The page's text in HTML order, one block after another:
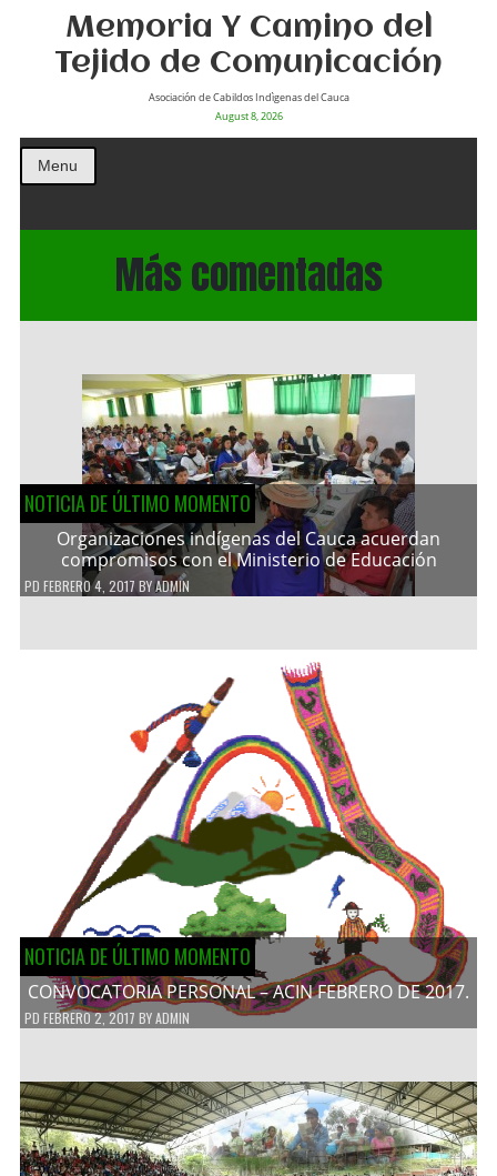
Memoria Y Camino del
Tejido de Comunicación
Asociación de Cabildos Indìgenas del Cauca
August 8, 2026
Menu
Más comentadas
NOTICIA DE ÚLTIMO MOMENTO
Organizaciones indígenas del Cauca acuerdan
compromisos con el Ministerio de Educación
PD FEBRERO 4, 2017 BYADMIN
NOTICIA DE ÚLTIMO MOMENTO
CONVOCATORIA PERSONAL – ACIN FEBRERO DE 2017.
PD FEBRERO 2, 2017 BYADMIN